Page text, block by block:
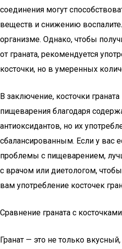
соединения могут
веществ и снижению
организме. Однако, чтобы
от граната, рекомендуется
косточки, но в умеренных
В заключение, косточки
пищеварения благодаря
антиоксидантов, но их
сбалансированным. Если у вас
проблемы с пищеварением,
с врачом или диетологом,
вам употребление косточек
Сравнение граната с
Гранат — это не только